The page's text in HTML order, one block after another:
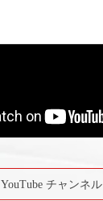
YouTube チャンネル